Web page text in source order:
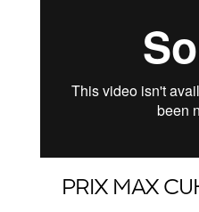
PRIX MAX